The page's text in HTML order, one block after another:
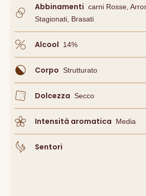
Abbinamenti Carni Rosse,
Stagionati, Brasati
Alcool 14%
Corpo Strutturato
Dolcezza Secco
Intensità aromatica Media
Sentori